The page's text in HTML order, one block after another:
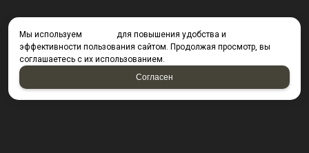
Мы используем
для повышения удобства и
эффективности пользования сайтом. Продолжая просмотр, вы
соглашаетесь с их использованием.
Согласен